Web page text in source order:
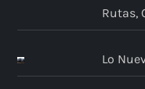
Rutas,
Lo